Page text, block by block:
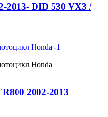
2013- DID 530 VX3 /
2002-2013